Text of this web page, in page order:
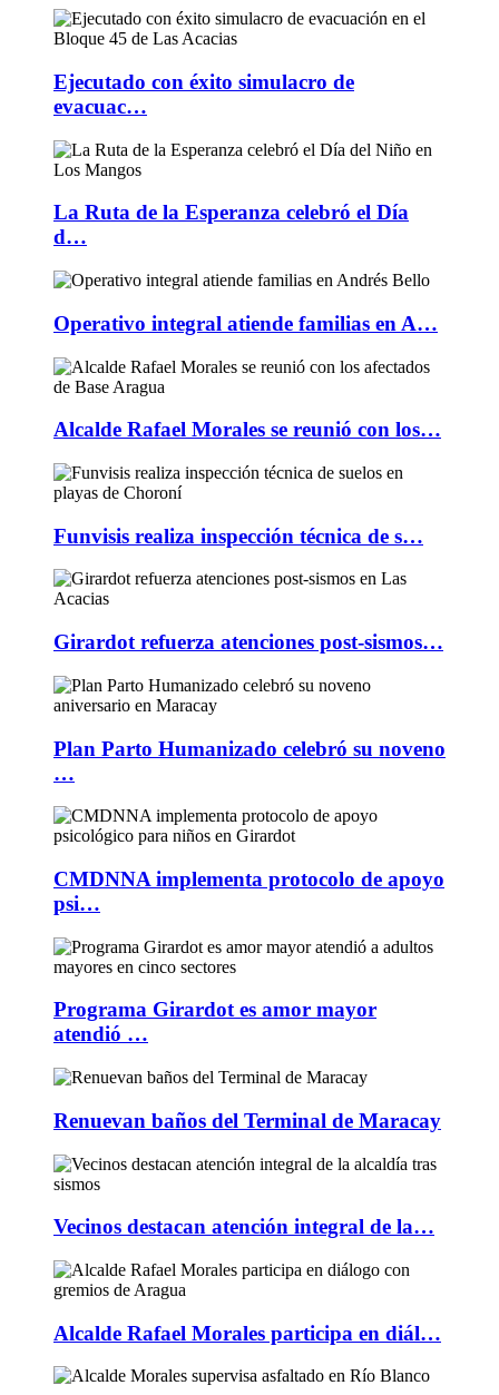
Ejecutado con éxito simulacro de
evacuac…
La Ruta de la Esperanza celebró el Día
d…
Operativo integral atiende familias en A…
Alcalde Rafael Morales se reunió con los…
Funvisis realiza inspección técnica de s…
Girardot refuerza atenciones post-sismos…
Plan Parto Humanizado celebró su noveno
…
CMDNNA implementa protocolo de apoyo
psi…
Programa Girardot es amor mayor
atendió …
Renuevan baños del Terminal de Maracay
Vecinos destacan atención integral de la…
Alcalde Rafael Morales participa en diál…